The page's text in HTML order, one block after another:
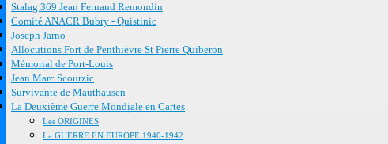
Stalag 369 Jean Fernand Remondin
Comité ANACR Bubry - Quistinic
Joseph Jarno
Allocutions Fort de Penthièvre St Pierre Quiberon
Mémorial de Port-Louis
Jean Marc Scourzic
Survivante de Mauthausen
La Deuxième Guerre Mondiale en Cartes
Les ORIGINES
La GUERRE EN EUROPE 1940-1942